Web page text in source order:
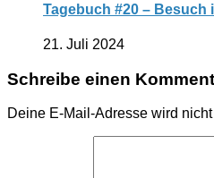
Tagebuch #20 – Besuch
21. Juli 2024
Schreibe einen
Deine E-Mail-Adresse wird